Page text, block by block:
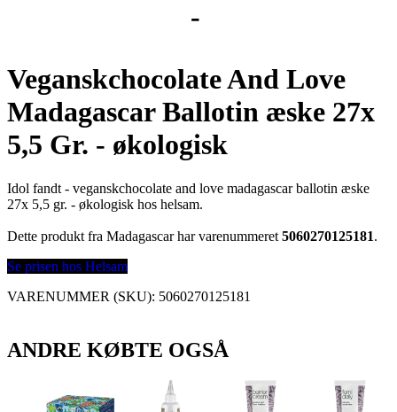
-
Veganskchocolate And Love
Madagascar Ballotin æske 27x
5,5 Gr. - økologisk
Idol fandt - veganskchocolate and love madagascar ballotin æske
27x 5,5 gr. - økologisk hos helsam.
Dette produkt fra Madagascar har varenummeret 5060270125181.
Se prisen hos Helsam
VARENUMMER (SKU): 5060270125181
ANDRE KØBTE OGSÅ